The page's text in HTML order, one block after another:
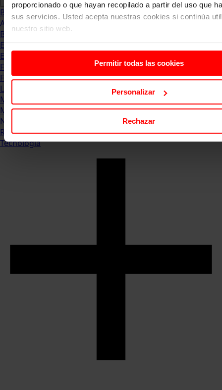
proporcionado o que hayan recopilado a partir del uso que
sus servicios. Usted acepta nuestras cookies si continúa
nuestro sitio web.
Permitir todas las cookies
Personalizar
Rechazar
Blog
Abogacia
Business
Empleo & Emprendimiento
Empresas
Finanzas
Formación & Estudios
Luxury
Management
Marketing & Comunicación
Negocios
Recursos Humanos
Tecnología